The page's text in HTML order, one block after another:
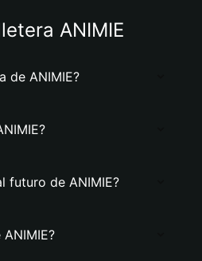
ANIMIE
de ANIMIE?
futuro de ANIMIE?